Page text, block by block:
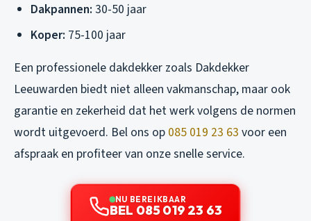
Dakpannen: 30-50 jaar
Koper: 75-100 jaar
Een professionele dakdekker zoals Dakdekker
Leeuwarden biedt niet alleen vakmanschap, maar ook
garantie en zekerheid dat het werk volgens de normen
wordt uitgevoerd. Bel ons op 085 019 23 63 voor een
afspraak en profiteer van onze snelle service.
NU BEREIKBAAR
BEL 085 019 23 63